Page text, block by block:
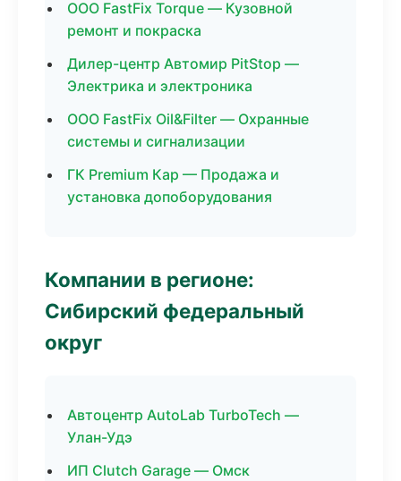
ООО FastFix Torque — Кузовной
ремонт и покраска
Дилер-центр Автомир PitStop —
Электрика и электроника
ООО FastFix Oil&Filter — Охранные
системы и сигнализации
ГК Premium Кар — Продажа и
установка допоборудования
Компании в регионе:
Сибирский федеральный
округ
Автоцентр AutoLab TurboTech —
Улан-Удэ
ИП Clutch Garage — Омск